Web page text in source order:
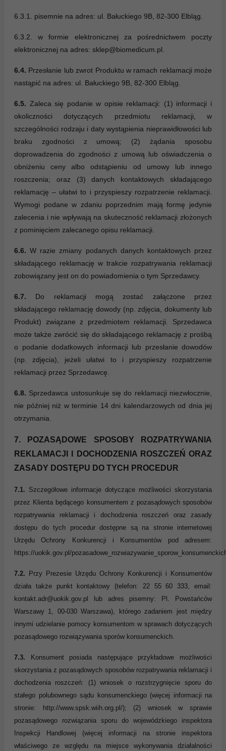
6.3.1. pisemnie na adres: ul. Bałuckiego 9B, 82-300 Elbląg.
6.3.2. w formie elektronicznej za pośrednictwem poczty
elektronicznej na adres: sklep@biomedicum.pl.
6.4. Przesłanie lub zwrot Produktu w ramach reklamacji może
nastąpić na adres: ul. Bałuckiego 9B, 82-300 Elbląg.
6.5. Zaleca się podanie w opisie reklamacji: (1) informacji i
okoliczności dotyczących przedmiotu reklamacji, w
szczególności rodzaju i daty wystąpienia nieprawidłowości lub
braku zgodności z umową; (2) żądania sposobu
doprowadzenia do zgodności z umową lub oświadczenia o
obniżeniu ceny albo odstąpieniu od umowy lub innego
roszczenia; oraz (3) danych kontaktowych składającego
reklamację – ułatwi to i przyspieszy rozpatrzenie reklamacji.
Wymogi podane w zdaniu poprzednim mają formę jedynie
zalecenia i nie wpływają na skuteczność reklamacji złożonych
z pominięciem zalecanego opisu reklamacji.
6.6.W razie zmiany podanych danych kontaktowych przez
składającego reklamację w trakcie rozpatrywania reklamacji
zobowiązany jest on do powiadomienia o tym Sprzedawcy.
6.7. Do reklamacji mogą zostać załączone przez
składającego reklamację dowody (np. zdjęcia, dokumenty lub
Produkt) związane z przedmiotem reklamacji. Sprzedawca
może także zwrócić się do składającego reklamację z prośbą
o podanie dodatkowych informacji lub przesłanie dowodów
(np. zdjęcia), jeżeli ułatwi to i przyspieszy rozpatrzenie
reklamacji przez Sprzedawcę.
6.8. Sprzedawca ustosunkuje się do reklamacji niezwłocznie,
nie później niż w terminie 14 dni kalendarzowych od dnia jej
otrzymania.
7. POZASĄDOWE SPOSOBY ROZPATRYWANIA
REKLAMACJI I DOCHODZENIA ROSZCZEŃ ORAZ
ZASADY DOSTĘPU DO TYCH PROCEDUR
7.1. Szczegółowe informacje dotyczące możliwości skorzystania
przez Klienta będącego konsumentem z pozasądowych sposobów
rozpatrywania reklamacji i dochodzenia roszczeń oraz zasady
dostępu do tych procedur dostępne są na stronie internetowej
Urzędu Ochrony Konkurencji i Konsumentów pod adresem:
https://uokik.gov.pl/
7.2.
Przy Prezesie Urzędu Ochrony Konkurencji i Konsumentów
działa także punkt kontaktowy (telefon: 22 55 60 333, email:
kontakt.adr@uokik.gov.pl lub adres pisemny: Pl. Powstańców
Warszawy 1, 00-030 Warszawa), którego zadaniem jest między
innymi udzielanie pomocy konsumentom w sprawach dotyczących
pozasądowego rozwiązywania sporów konsumenckich.
7.3.
Konsument posiada następujące przykładowe możliwości
skorzystania z pozasądowych sposobów rozpatrywania reklamacji i
dochodzenia roszczeń: (1) wniosek o rozstrzygnięcie sporu do
stałego polubownego sądu konsumenckiego (więcej informacji na
stronie: http://www.spsk.wiih.org.pl/); (2) wniosek w sprawie
pozasądowego rozwiązania sporu do wojewódzkiego inspektora
Inspekcji Handlowej (więcej informacji na stronie inspektora
właściwego ze względu na miejsce wykonywania działalności